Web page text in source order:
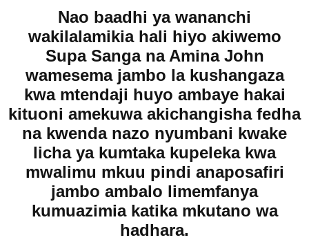
Nao baadhi ya wananchi
wakilalamikia hali hiyo akiwemo
Supa Sanga na Amina John
wamesema jambo la kushangaza
kwa mtendaji huyo ambaye hakai
kituoni amekuwa akichangisha fedha
na kwenda nazo nyumbani kwake
licha ya kumtaka kupeleka kwa
mwalimu mkuu pindi anaposafiri
jambo ambalo limemfanya
kumuazimia katika mkutano wa
hadhara.